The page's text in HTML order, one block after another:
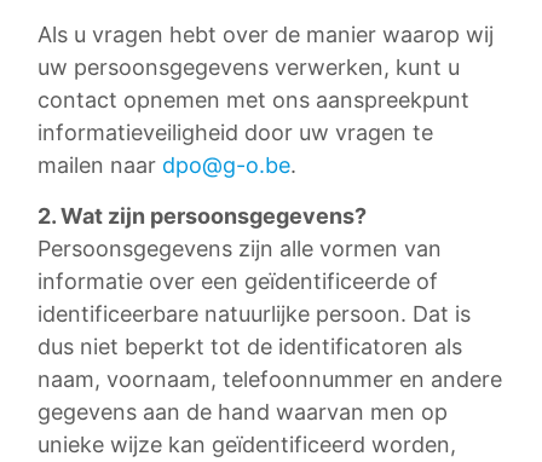
Als u vragen hebt over de manier waarop wij
uw persoonsgegevens verwerken, kunt u
contact opnemen met ons aanspreekpunt
informatieveiligheid door uw vragen te
mailen naar dpo@g-o.be.
2. Wat zijn persoonsgegevens?
Persoonsgegevens zijn alle vormen van
informatie over een geïdentificeerde of
identificeerbare natuurlijke persoon. Dat is
dus niet beperkt tot de identificatoren als
naam, voornaam, telefoonnummer en andere
gegevens aan de hand waarvan men op
unieke wijze kan geïdentificeerd worden,